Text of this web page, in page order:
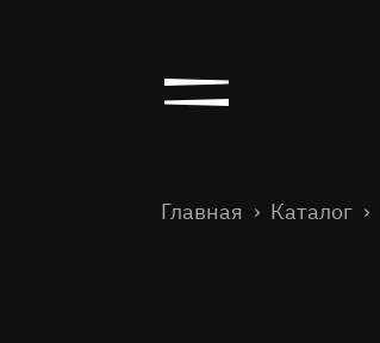
Главная Каталог